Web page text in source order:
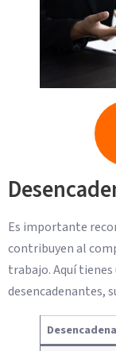
Es importante
contribuyen al
trabajo. Aquí
desencadenantes,